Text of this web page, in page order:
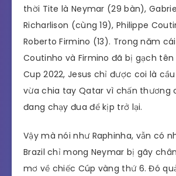
thời Tite là Neymar (29 bàn),
Richarlison (cùng 19), Philippe
Roberto Firmino (13). Trong năm
Coutinho và Firmino đã bị gạch
Cup 2022, Jesus chỉ được coi là
vừa chia tay Qatar vì chấn thương
đang chạy đua để kịp trở lại.
Vậy mà nói như Raphinha, vẫn có
Brazil chỉ mong Neymar bị gãy
mơ về chiếc Cúp vàng thứ 6. Đó